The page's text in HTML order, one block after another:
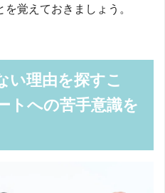
覚えておきましょう。
い理由を探すこ
トへの苦手意識を